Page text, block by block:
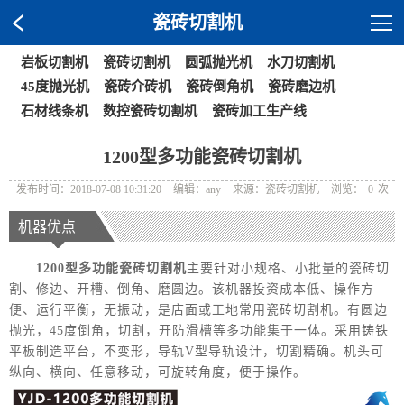
瓷砖切割机
岩板切割机 瓷砖切割机 圆弧抛光机
水刀切割机
45度抛光机
瓷砖介砖机 瓷砖倒角机
瓷砖磨边机
石材线条机
数控瓷砖切割机 瓷砖加工生产线
1200型多功能瓷砖切割机
发布时间：2018-07-08 10:31:20 编辑：any 来源：瓷砖切割机 浏览： 0 次
机器优点
1200型多功能瓷砖切割机主要针对小规格、小批量的瓷砖切
割、修边、开槽、倒角、磨圆边。该机器投资成本低、操作方
便、运行平衡，无振动，是店面或工地常用瓷砖切割机。有圆边
抛光，45度倒角，切割，开防滑槽等多功能集于一体。采用铸铁
平板制造平台，不变形，导轨V型导轨设计，切割精确。机头可
纵向、横向、任意移动，可旋转角度，便于操作。